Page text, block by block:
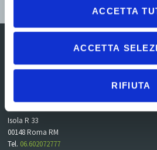
ACCETTA
ACCETTA
RIFIUTA
Centro Direzionale
Gustave Eiffel 100 –
Isola R 33
00148 Roma RM
Tel. 06.602072777